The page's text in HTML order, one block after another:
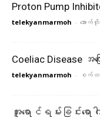
Proton Pump
telekyanmarmoh - အောက်တို
Coeliac Disease အက
telekyanmarmoh - စက်တ
အူရောင်ရမ်းခြင်းရော